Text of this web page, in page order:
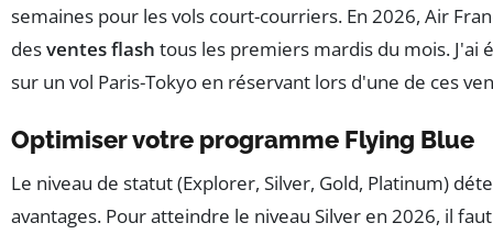
semaines pour les vols court-courriers. En 2026, Air
desventes flash tous les premiers mardis du mois. J'ai
sur un vol Paris-Tokyo en réservant lors d'une de ces
Optimiser votre programme Flying Blue
Le niveau de statut (Explorer, Silver, Gold, Platinum)
avantages. Pour atteindre le niveau Silver en 2026, il